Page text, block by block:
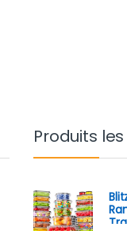
Produits